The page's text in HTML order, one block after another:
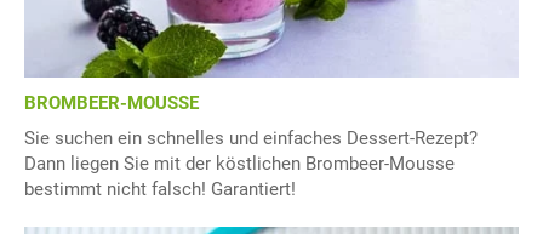
BROMBEER-MOUSSE
Sie suchen ein schnelles und einfaches Dessert-Rezept?
Dann liegen Sie mit der köstlichen Brombeer-Mousse
bestimmt nicht falsch! Garantiert!